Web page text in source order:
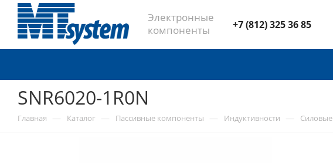
Электронные
компоненты
+7 (812) 325 36 85
SNR6020-1R0N
Главная — Каталог — Пассивные компоненты — Индуктивности — Силовые